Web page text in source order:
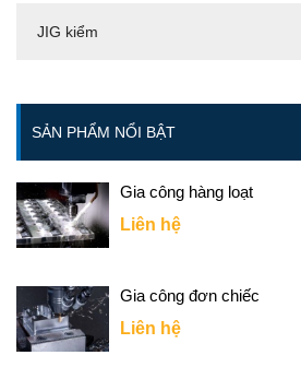
JIG kiểm
SẢN PHẨM NỔI BẬT
Gia công hàng loạt
Liên hệ
Gia công đơn chiếc
Liên hệ